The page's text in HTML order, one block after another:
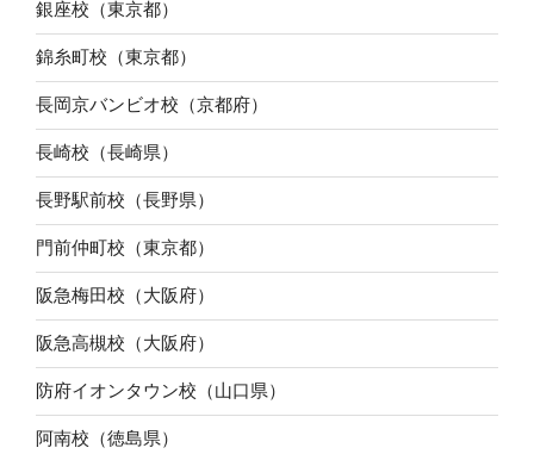
銀座校（東京都）
錦糸町校（東京都）
長岡京バンビオ校（京都府）
長崎校（長崎県）
長野駅前校（長野県）
門前仲町校（東京都）
阪急梅田校（大阪府）
阪急高槻校（大阪府）
防府イオンタウン校（山口県）
阿南校（徳島県）